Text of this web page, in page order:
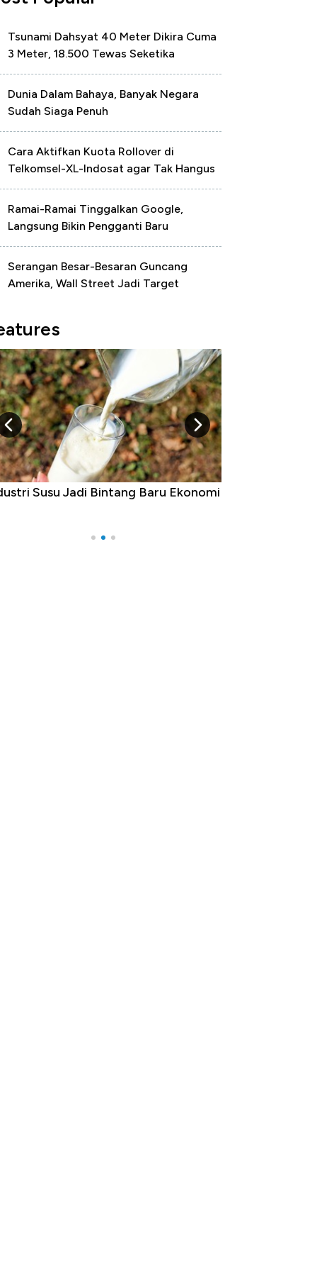
Tsunami Dahsyat 40 Meter Dikira Cuma
3 Meter, 18.500 Tewas Seketika
Dunia Dalam Bahaya, Banyak Negara
Sudah Siaga Penuh
Cara Aktifkan Kuota Rollover di
Telkomsel-XL-Indosat agar Tak Hangus
Ramai-Ramai Tinggalkan Google,
Langsung Bikin Pengganti Baru
Serangan Besar-Besaran Guncang
Amerika, Wall Street Jadi Target
Ekonomi 5 Raja Ekonomi Indonesia: Maaf, Gak